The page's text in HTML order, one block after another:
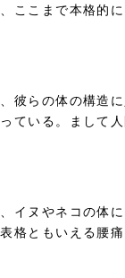
ここまで本格的
彼らの体の構造
ている。まして
イヌやネコの体に
格ともいえる腰